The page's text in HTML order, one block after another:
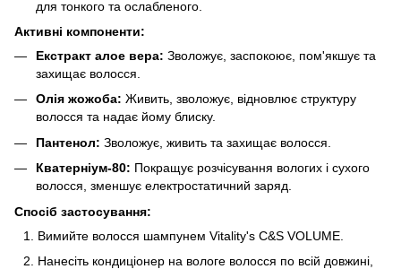
для тонкого та ослабленого.
Активні компоненти:
Екстракт алое вера: Зволожує, заспокоює, пом'якшує та
захищає волосся.
Олія жожоба: Живить, зволожує, відновлює структуру
волосся та надає йому блиску.
Пантенол: Зволожує, живить та захищає волосся.
Кватерніум-80: Покращує розчісування вологих і сухого
волосся, зменшує електростатичний заряд.
Спосіб застосування:
Вимийте волосся шампунем Vitality's C&S VOLUME.
Нанесіть кондиціонер на вологе волосся по всій довжині,